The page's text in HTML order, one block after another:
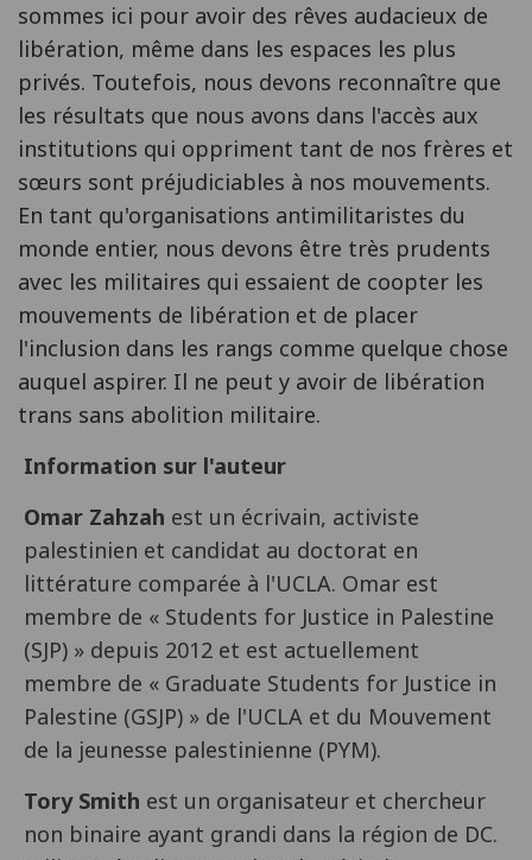
sommes ici pour avoir des rêves audacieux de
libération, même dans les espaces les plus
privés. Toutefois, nous devons reconnaître que
les résultats que nous avons dans l'accès aux
institutions qui oppriment tant de nos frères et
sœurs sont préjudiciables à nos mouvements.
En tant qu'organisations antimilitaristes du
monde entier, nous devons être très prudents
avec les militaires qui essaient de coopter les
mouvements de libération et de placer
l'inclusion dans les rangs comme quelque chose
auquel aspirer. Il ne peut y avoir de libération
trans sans abolition militaire.
Information sur l'auteur
Omar Zahzah est un écrivain, activiste
palestinien et candidat au doctorat en
littérature comparée à l'UCLA. Omar est
membre de « Students for Justice in Palestine
(SJP) » depuis 2012 et est actuellement
membre de « Graduate Students for Justice in
Palestine (GSJP) » de l'UCLA et du Mouvement
de la jeunesse palestinienne (PYM).
Tory Smith est un organisateur et chercheur
non binaire ayant grandi dans la région de DC.